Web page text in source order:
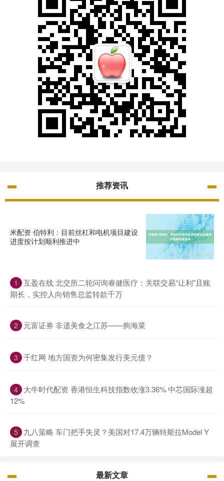
推荐资讯
米配资 伯特利：目前丝杠和电机项目建设
进度按计划顺利推进中
1
互盈在线 北交所二轮问询睿健医疗：关联交易“让利”且账
期长，实控人向销售总监转款千万
2 元富证券 非遗美食之江苏——朐海菜
3 千红网 地方国资为何密集发行美元债？
4 大牛时代配资 香港恒生科技指数收涨3.36% 中芯国际涨超
12%
5 九八策略 车门把手失灵？美国对17.4万辆特斯拉Model Y
展开调查
最新文章